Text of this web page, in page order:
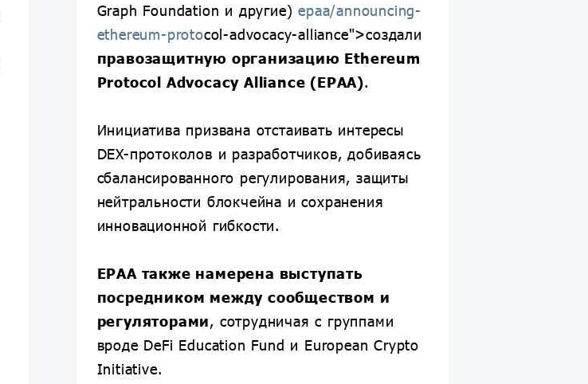
Graph Foundation и другие)epaa/announcing-
ethereum-protocol-advocacy-alliance">создали
правозащитную организацию Ethereum
Protocol Advocacy Alliance (EPAA).
Инициатива призвана отстаивать интересы
DEX-протоколов и разработчиков, добиваясь
сбалансированного регулирования, защиты
нейтральности блокчейна и сохранения
инновационной гибкости.
EPAA также намерена выступать
посредником между сообществом и
регуляторами, сотрудничая с группами
вроде DeFi Education Fund и European Crypto
Initiative.